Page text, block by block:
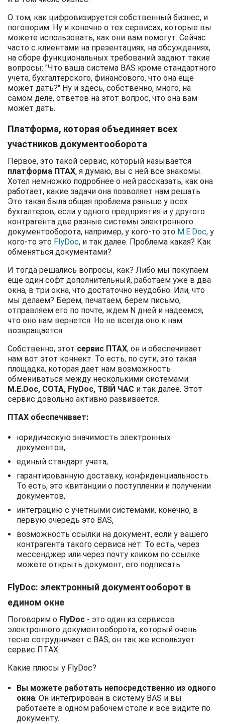
О том, как цифровизируется собственный бизнес, и
поговорим. Ну и конечно о тех сервисах, которые вы
можете использовать, как они вам помогут. Сейчас
часто с клиентами на презентациях, на обсуждениях,
на сборе функциональных требований задают такие
вопросы: "Что ваша система BAS кроме стандартного
учета, бухгалтерского, финансового, что она еще
может дать?" Ну и здесь, собственно, много, на
самом деле, ответов на этот вопрос, что она вам
может дать.
Платформа, которая объединяет всех
участников документооборота
Первое, это такой сервис, который называется
платформа ПТАХ, я думаю, вы с ней все знакомы.
Хотел немножко подробнее о ней рассказать, как она
работает, какие задачи она позволяет нам решать.
Это такая была общая проблема раньше у всех
бухгалтеров, если у одного предприятия и у другого
контрагента две разные системы электронного
документооборота, например, у кого-то это M.E.Doc, у
кого-то это FlyDoc, и так далее. Проблема какая? Как
обменяться документами?
И тогда решались вопросы, как? Либо мы покупаем
еще один софт дополнительный, работаем уже в два
окна, в три окна, что достаточно неудобно. Или, что
мы делаем? Берем, печатаем, берем письмо,
отправляем его по почте, ждем N дней и надеемся,
что оно нам вернется. Но не всегда оно к нам
возвращается.
Собственно, этот сервис ПТАХ, он и обеспечивает
нам вот этот коннект. То есть, по сути, это такая
площадка, которая дает нам возможность
обмениваться между несколькими системами:
M.E.Doc, СОТА, FlyDoc, ТВІЙ ЧАС и так далее. Этот
сервис довольно активно развивается.
ПТАХ обеспечивает:
юридическую значимость электронных
документов,
единый стандарт учета,
гарантированную доставку, конфиденциальность.
То есть, это квитанции о поступлении и получении
документов,
интеграцию с учетными системами, конечно, в
первую очередь это BAS,
возможность ссылки на документ, если у вашего
контрагента такого сервиса нет. То есть, через
мессенджер или через почту кликом по ссылке
можете открыть документ, его подписать.
FlyDoc: электронный документооборот в
едином окне
Поговорим о FlyDoc - это один из сервисов
электронного документооборота, который очень
тесно сотрудничает с BAS, он так же использует
сервис ПТАХ.
Какие плюсы у FlyDoc?
Вы можете работать непосредственно из одного
окна. Он интегрирован в систему BAS и вы
работаете в одном рабочем столе и все видите по
документу.